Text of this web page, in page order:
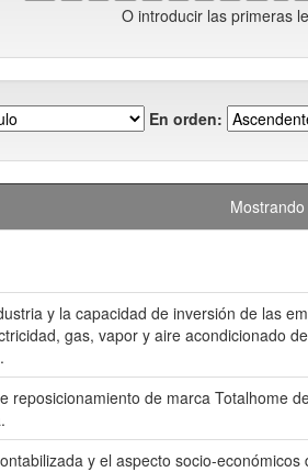
O introducir las primeras
En orden:
y la capacidad de inversión de las
gas, vapor y aire acondicionado
reposicionamiento de marca Totalhome
y el aspecto socio-